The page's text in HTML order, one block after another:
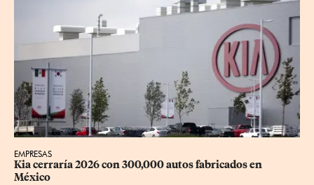
EMPRESAS
Kia cerraría 2026 con 300,000 autos fabricados en
México